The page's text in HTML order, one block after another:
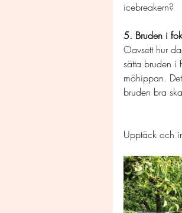
icebreakern?
5. Bruden i
Oavsett hur
sätta bruden i
möhippan.
bruden bra
Upptäck och